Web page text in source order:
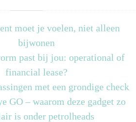
moet je voelen, niet alleen
bijwonen
past bij jou: operational of
financial lease?
met een grondige check
GO – waarom deze gadget zo
is onder petrolheads